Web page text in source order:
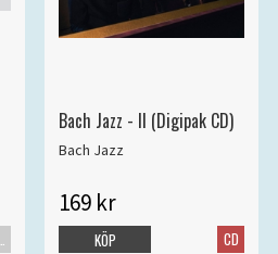
Bach Jazz - II (Digipak CD)
Bach Jazz
169 kr
CD
KÖP